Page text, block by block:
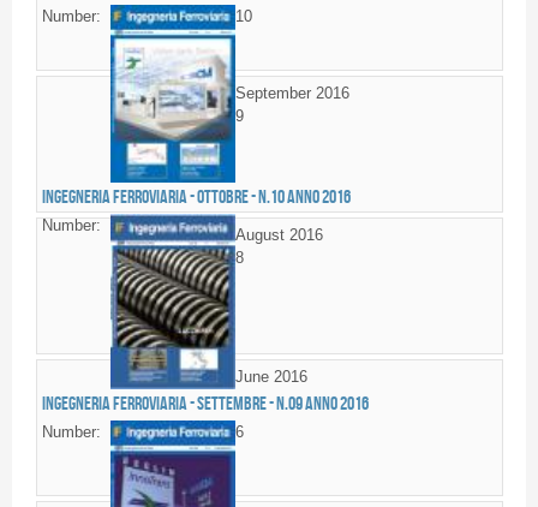
Number:
Ingegneria Ferroviaria - OTTOBRE - n.10 anno 2016
Number:
10
Ingegneria Ferroviaria - SETTEMBRE - n.09 anno 2016
September 2016
Number:
9
August 2016
8
June 2016
6